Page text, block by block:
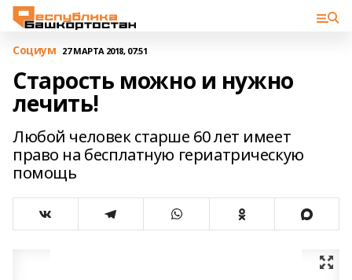
Cоциум 27 МАРТА 2018, 07:51
Старость можно и нужно
лечить!
Любой человек старше 60 лет имеет
право на бесплатную гериатрическую
помощь